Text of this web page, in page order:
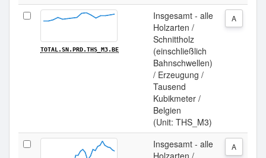
TOTAL.SN.PRD.THS_M3.BE
Insgesamt - alle
Holzarten /
Schnittholz
(einschließlich
Bahnschwellen)
/ Erzeugung /
Tausend
Kubikmeter /
Belgien
(Unit: THS_M3)
A
Insgesamt - alle
Holzarten /
A